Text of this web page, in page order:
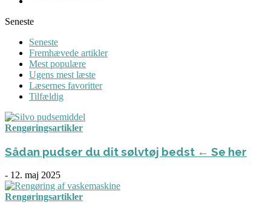
Seneste
Seneste
Fremhævede artikler
Mest populære
Ugens mest læste
Læsernes favoritter
Tilfældig
Rengøringsartikler
Sådan pudser du dit sølvtøj bedst ← Se her
- 12. maj 2025
Rengøringsartikler